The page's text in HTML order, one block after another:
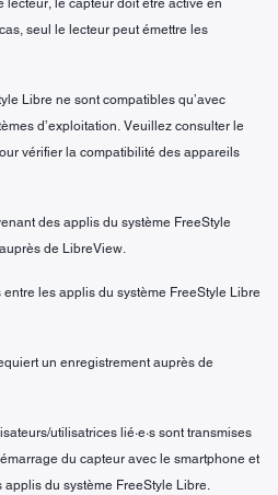
lecteur, le capteur doit être activé en
seul le lecteur peut émettre les
Libre ne sont compatibles qu’avec
d’exploitation. Veuillez consulter le
vérifier la compatibilité des appareils
des applis du système FreeStyle
de LibreView.
les applis du système FreeStyle Libre
un enregistrement auprès de
utilisatrices lié·e·s sont transmises
du capteur avec le smartphone et
applis du système FreeStyle Libre.